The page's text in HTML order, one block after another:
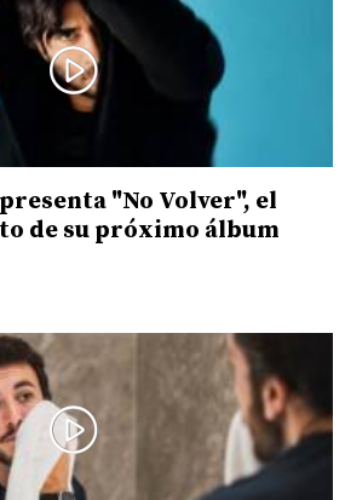
"No Volver", el
de su próximo álbum